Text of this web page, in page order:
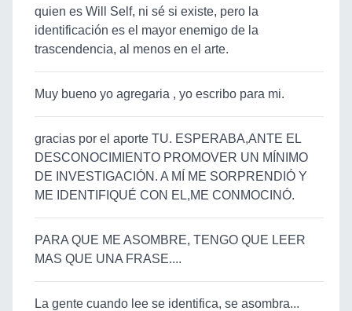
quien es Will Self, ni sé si existe, pero la
identificación es el mayor enemigo de la
trascendencia, al menos en el arte.
Muy bueno yo agregaria , yo escribo para mi.
gracias por el aporte TU. ESPERABA,ANTE EL
DESCONOCIMIENTO PROMOVER UN MÍNIMO
DE INVESTIGACIÓN. A MÍ ME SORPRENDIÓ Y
ME IDENTIFIQUÉ CON EL,ME CONMOCINÓ.
PARA QUE ME ASOMBRE, TENGO QUE LEER
MAS QUE UNA FRASE....
La gente cuando lee se identifica, se asombra...